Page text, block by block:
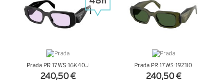
Prada PR 17WS-16K40J
240,50 €
Prada PR 17WS-19Z1I0
240,50 €